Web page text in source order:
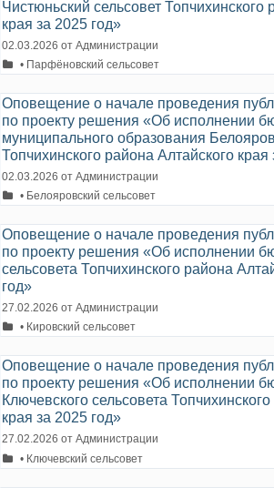
Чистюньский сельсовет Топчихинского
края за 2025 год»
02.03.2026 от Администрации
Рубрики
• Парфёновский сельсовет
Оповещение о начале проведения
по проекту решения «Об исполнении
муниципального образования
Топчихинского района Алтайского края
02.03.2026 от Администрации
Рубрики
• Белояровский сельсовет
Оповещение о начале проведения
по проекту решения «Об исполнении
сельсовета Топчихинского района
год»
27.02.2026 от Администрации
Рубрики
• Кировский сельсовет
Оповещение о начале проведения
по проекту решения «Об исполнении
Ключевского сельсовета
края за 2025 год»
27.02.2026 от Администрации
Рубрики
• Ключевский сельсовет